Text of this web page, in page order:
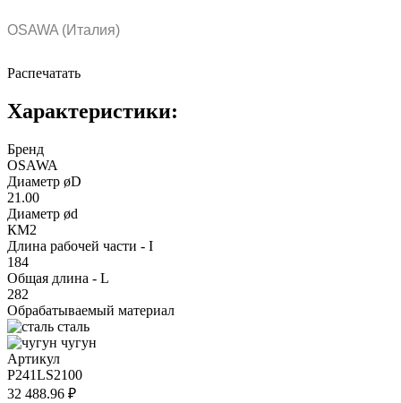
OSAWA (Италия)
Распечатать
Характеристики:
Бренд
OSAWA
Диаметр øD
21.00
Диаметр ød
КМ2
Длина рабочей части - I
184
Общая длина - L
282
Обрабатываемый материал
сталь
чугун
Артикул
P241LS2100
32 488.96 ₽